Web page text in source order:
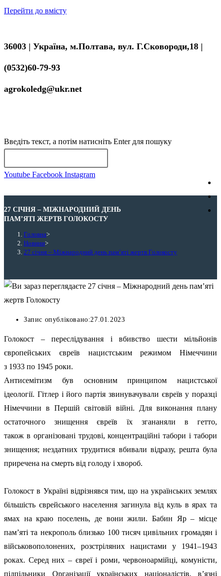
Перейти до вмісту
36003 | Україна, м.Полтава, вул. Г.Сковороди,18 |
(0532)60-79-93
agrokoledg@ukr.net
Введіть текст, а потім натисніть Enter для пошуку
Youtube Facebook Instagram
27 СІЧНЯ – МІЖНАРОДНИЙ ДЕНЬ
ПАМ’ЯТІ ЖЕРТВ ГОЛОКОСТУ
Головна>
Новини>
27 січня – Міжнародний день пам’яті жертв Голокосту
Запис опубліковано:27.01.2023
Голокост – переслідування і вбивство шести мільйонів
європейських євреїв нацистським режимом Німеччини
з 1933 по 1945 роки.
Антисемітизм був основним принципом нацистської
ідеології. Гітлер і його партія звинувачували євреїв у поразці
Німеччини в Першій світовій війні. Для виконання плану
остаточного знищення євреїв їх згананяли в гетто,
також в організовані трудові, концентраційні табори і табори
знищення; нездатних трудитися вбивали відразу, решта була
приречена на смерть від голоду і хвороб.
Голокост в Україні відрізнявся тим, що на українських землях
більшість єврейського населення загинула від куль в ярах та
ямах на краю поселень, де вони жили. Бабин Яр – місце
пам’яті та некрополь близько 100 тисяч цивільних громадян і
військовополонених, розстріляних нацистами у 1941–1943
роках. Серед них – євреї і роми, червоноармійці, комуністи,
підпільники Організації українських націоналістів, в’язні